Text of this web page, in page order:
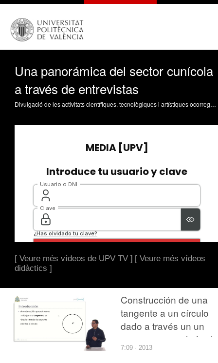
Una panorámica del sector cunícola
a través de entrevistas
Divulgació de les activitats científiques, tecnològiques i artístiques ocorregudes en els tres campus de la UPV
[ Veure més vídeos de UPV TV ] [ Veure més vídeos
didàctics ]
Construcción de una
tangente a un círculo
dado a través un un
punto exterior al círculo
7:09 · 2013